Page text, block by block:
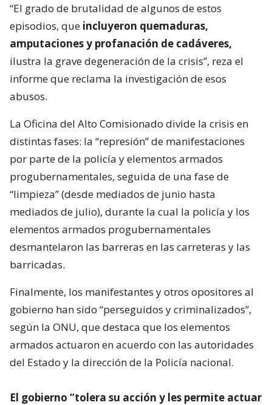
“El grado de brutalidad de algunos de estos
episodios, que incluyeron quemaduras,
amputaciones y profanación de cadáveres,
ilustra la grave degeneración de la crisis”, reza el
informe que reclama la investigación de esos
abusos.
La Oficina del Alto Comisionado divide la crisis en
distintas fases: la “represión” de manifestaciones
por parte de la policía y elementos armados
progubernamentales, seguida de una fase de
“limpieza” (desde mediados de junio hasta
mediados de julio), durante la cual la policía y los
elementos armados progubernamentales
desmantelaron las barreras en las carreteras y las
barricadas.
Finalmente, los manifestantes y otros opositores al
gobierno han sido “perseguidos y criminalizados”,
según la ONU, que destaca que los elementos
armados actuaron en acuerdo con las autoridades
del Estado y la dirección de la Policía nacional.
El gobierno “tolera su acción y les permite actuar